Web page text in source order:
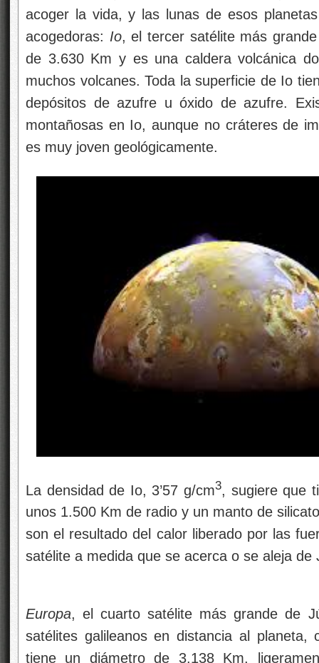
acoger la vida, y las lunas de esos
acogedoras: Io, el tercer satélite más
de 3.630 Km y es una caldera volcánica
muchos volcanes. Toda la superficie de Io
depósitos de azufre u óxido de azufre.
montañosas en Io, aunque no cráteres de
es muy joven geológicamente.
La densidad de Io, 3’57 g/cm3, sugiere que
unos 1.500 Km de radio y un manto de
son el resultado del calor liberado por las
satélite a medida que se acerca o se aleja de
Europa, el cuarto satélite más grande de
satélites galileanos en distancia al
tiene un diámetro de 3.138 Km,